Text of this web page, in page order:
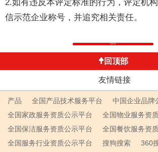
2.如有违反本评定标准的行为，评定机
信示范企业称号，并追究相关责任。
返回列表
回顶部
友情链接
产品 全国产品技术服务平台
中国企业品牌
全国家政服务资质公示平台
全国物业服务资
全国保洁服务资质公示平台
全国餐饮服务资
全国服务行业资质公示平台
搜狗搜索 360